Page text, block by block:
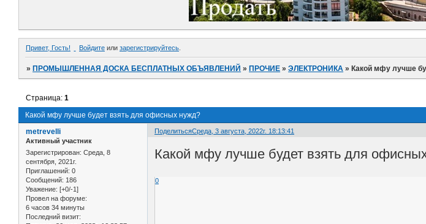
Привет, Гость! Войдите или зарегистрируйтесь
»ПРОМЫШЛЕННАЯ ДОСКА БЕСПЛАТНЫХ ОБЪЯВЛЕНИЙ »ПРОЧИЕ »ЭЛЕКТРОНИКА »Какой мфу лучше
Какой мфу лучше будет взять для офисных нужд?
Страница:1
ПоделитьсяСреда, 3 августа, 2022г. 18:13:41
metrevelli
Активный участник
Зарегистрирован: Среда, 8
сентября, 2021г.
Приглашений: 0
Сообщений: 186
Уважение: [+0/-1]
Провел на форуме:
6 часов 34 минуты
Последний визит:
Какой мфу лучше будет взять для
0